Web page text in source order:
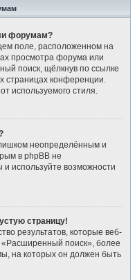
форумам?
поле, расположенном на
просмотра форума или
поиск, щёлкнув по ссылке
страницах конференции.
используемого стиля.
неопределённым и
в phpBB не
и используйте возможности
страницу!
результатов, которые веб-
«Расширенный поиск», более
на которых он должен быть